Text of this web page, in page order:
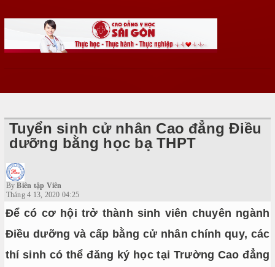
Tuyển sinh cử nhân Cao đẳng Điều
dưỡng bằng học bạ THPT
ByBiên tập Viên
Tháng 4 13, 2020 04:25
Để có cơ hội trở thành sinh viên chuyên ngành
Điều dưỡng và cấp bằng cử nhân chính quy, các
thí sinh có thể đăng ký học tại Trường Cao đẳng